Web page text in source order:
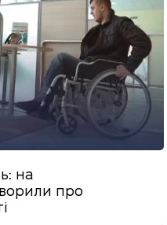
на
про